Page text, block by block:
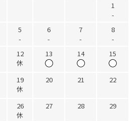
1
-
5
-
6
-
7
-
8
-
12
休
13 14 15
19
休
20 21 22
26
休
27 28 29